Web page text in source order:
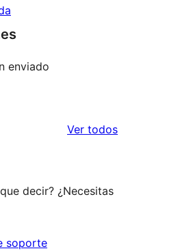
enviado
Ver todoslos
decir? ¿Necesitas
soporte